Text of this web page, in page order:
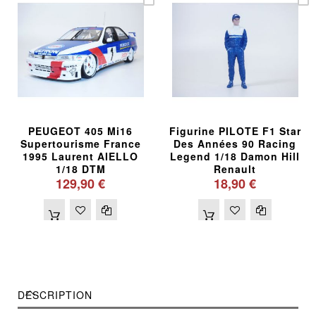
PEUGEOT 405 Mi16
Supertourisme France
1995 Laurent AIELLO
1/18 DTM
129,90 €
Figurine PILOTE F1 Star
Des Années 90 Racing
Legend 1/18 Damon Hill
Renault
18,90 €
DESCRIPTION